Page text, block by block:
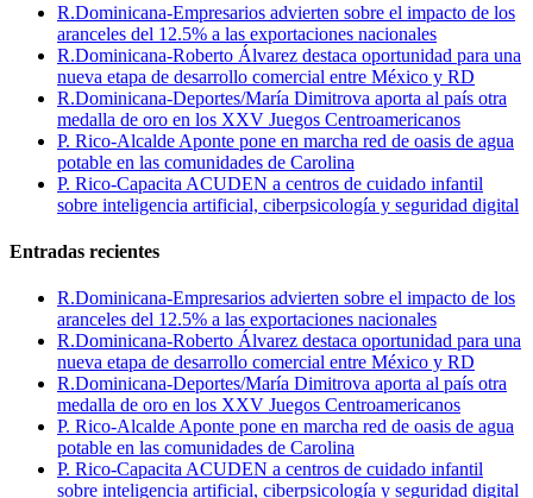
R.Dominicana-Empresarios advierten sobre el impacto de los
aranceles del 12.5% a las exportaciones nacionales
R.Dominicana-Roberto Álvarez destaca oportunidad para una
nueva etapa de desarrollo comercial entre México y RD
R.Dominicana-Deportes/María Dimitrova aporta al país otra
medalla de oro en los XXV Juegos Centroamericanos
P. Rico-Alcalde Aponte pone en marcha red de oasis de agua
potable en las comunidades de Carolina
P. Rico-Capacita ACUDEN a centros de cuidado infantil
sobre inteligencia artificial, ciberpsicología y seguridad digital
Entradas recientes
R.Dominicana-Empresarios advierten sobre el impacto de los
aranceles del 12.5% a las exportaciones nacionales
R.Dominicana-Roberto Álvarez destaca oportunidad para una
nueva etapa de desarrollo comercial entre México y RD
R.Dominicana-Deportes/María Dimitrova aporta al país otra
medalla de oro en los XXV Juegos Centroamericanos
P. Rico-Alcalde Aponte pone en marcha red de oasis de agua
potable en las comunidades de Carolina
P. Rico-Capacita ACUDEN a centros de cuidado infantil
sobre inteligencia artificial, ciberpsicología y seguridad digital